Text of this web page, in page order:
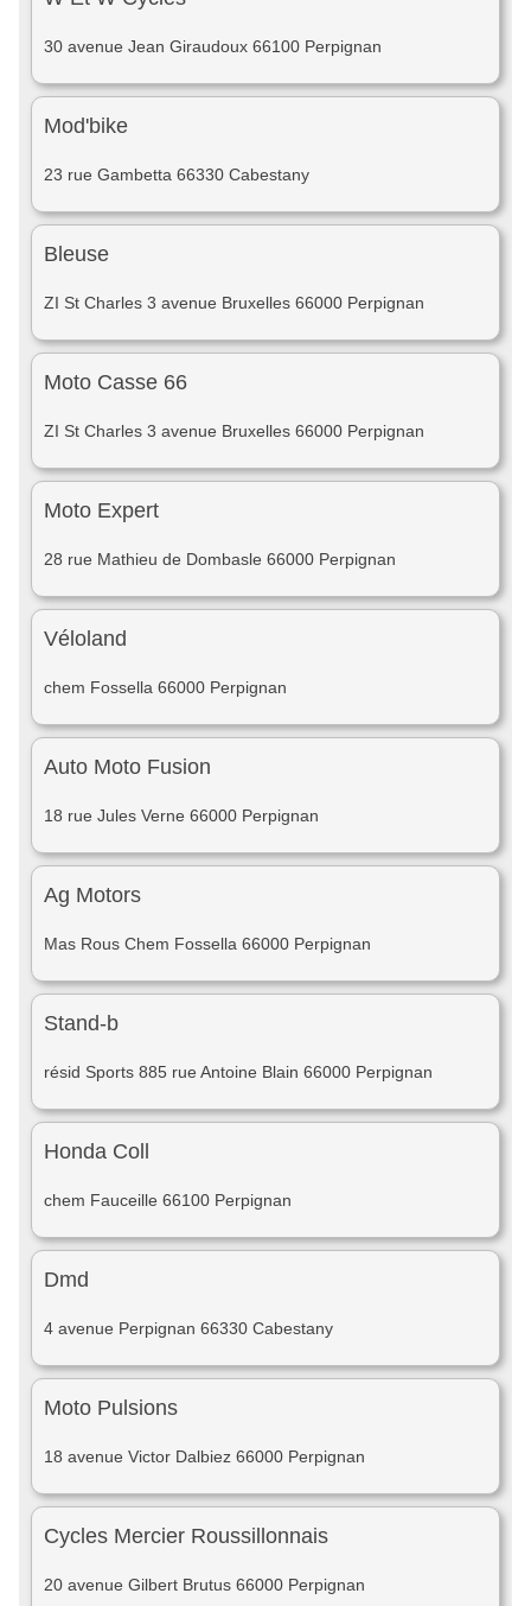
30 avenue Jean Giraudoux 66100 Perpignan
Mod'bike
23 rue Gambetta 66330 Cabestany
Bleuse
ZI St Charles 3 avenue Bruxelles 66000 Perpignan
Moto Casse 66
ZI St Charles 3 avenue Bruxelles 66000 Perpignan
Moto Expert
28 rue Mathieu de Dombasle 66000 Perpignan
Véloland
chem Fossella 66000 Perpignan
Auto Moto Fusion
18 rue Jules Verne 66000 Perpignan
Ag Motors
Mas Rous Chem Fossella 66000 Perpignan
Stand-b
résid Sports 885 rue Antoine Blain 66000 Perpignan
Honda Coll
chem Fauceille 66100 Perpignan
Dmd
4 avenue Perpignan 66330 Cabestany
Moto Pulsions
18 avenue Victor Dalbiez 66000 Perpignan
Cycles Mercier Roussillonnais
20 avenue Gilbert Brutus 66000 Perpignan